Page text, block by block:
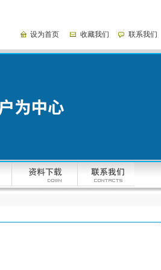
设为首页 收藏我们 联系我们